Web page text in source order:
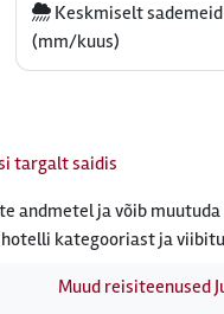
Keskmiselt sademeid
(mm/kuus)
targalt saidis
andmetel ja võib
kategooriast ja
Muud reisiteenused